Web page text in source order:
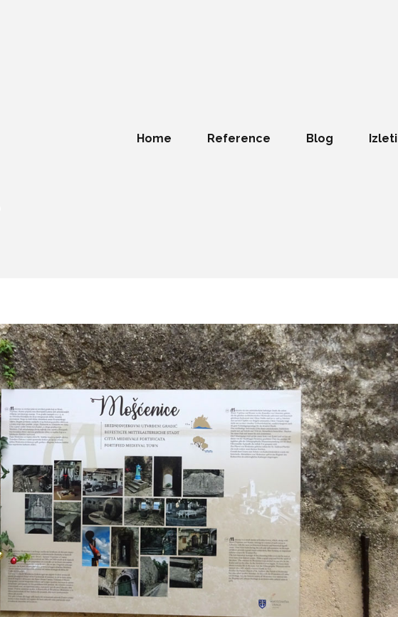
Home Reference Blog Izleti